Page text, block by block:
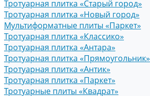
Тротуарная плитка «Старый город»
Тротуарная плитка «Новый город»
Мультиформатные плиты «Паркет»
Тротуарная плитка «Классико»
Тротуарная плитка «Антара»
Тротуарная плитка «Прямоугольник»
Тротуарная плитка «Антик»
Тротуарная плитка «Паркет»
Тротуарные плиты «Квадрат»